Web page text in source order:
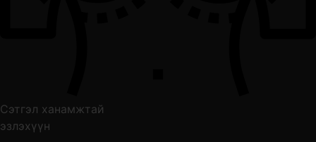
Сэтгэл ханамжтай
эзлэхүүн